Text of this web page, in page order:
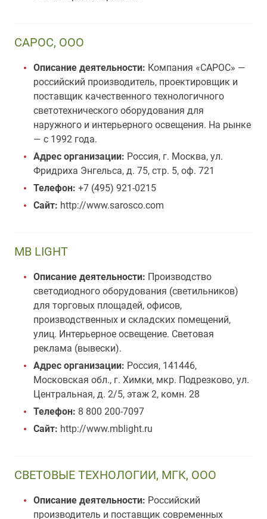
САРОС, ООО
Описание деятельности: Компания «САРОС» —
российский производитель, проектировщик и
поставщик качественного технологичного
светотехнического оборудования для
наружного и интерьерного освещения. На рынке
— с 1992 года.
Адрес организации: Россия, г. Москва, ул.
Фридриха Энгельса, д. 75, стр. 5, оф. 721
Телефон: +7 (495) 921-0215
Сайт: http://www.sarosco.com
MB LIGHT
Описание деятельности: Производство
светодиодного оборудования (светильников)
для торговых площадей, офисов,
производственных и складских помещений,
улиц. Интерьерное освещение. Световая
реклама (вывески).
Адрес организации: Россия, 141446,
Московская обл., г. Химки, мкр. Подрезково, ул.
Центральная, д. 2/5, этаж 2, комн. 28
Телефон: 8 800 200-7097
Сайт: http://www.mblight.ru
СВЕТОВЫЕ ТЕХНОЛОГИИ, МГК, ООО
Описание деятельности: Российский
производитель и поставщик современных